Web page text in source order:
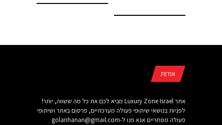
אודות
אתר Luxury Zone Israel מביא לכם את כל מה ששווה, יותר!
לפניות בנושאי שיתופי פעולה מערכתיים, פרסום באתר ושיתופי
פעולה מסחריים אנא פנו ל-golanhanan@gmail.com